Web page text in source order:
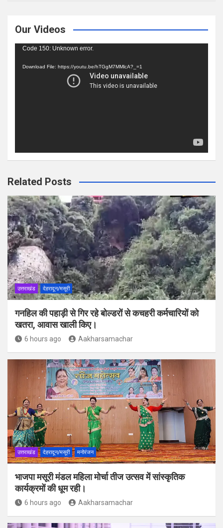
Our Videos
Video
Code 150: Unknown error.
Download File: https://youtu.be/hTGgM7MMlcA?_=1
Related Posts
उत्तराखंड देहरादून/मसूरी
गनहिल की पहाड़ी से गिर रहे बोल्डरों से कचहरी कर्मचारियों को
खतरा, आवास खाली किए।
6 hours ago Aakharsamachar
उत्तराखंड देहरादून/मसूरी मनोरंजन
भाजपा मसूरी मंडल महिला मोर्चा तीज उत्सव में सांस्कृतिक
कार्यक्रमों की धूम रही।
6 hours ago Aakharsamachar